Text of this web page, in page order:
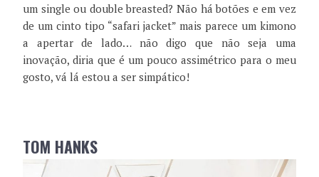
um single ou double breasted? Não há botões e em vez
de um cinto tipo “safari jacket” mais parece um kimono
a apertar de lado… não digo que não seja uma
inovação, diria que é um pouco assimétrico para o meu
gosto, vá lá estou a ser simpático!
TOM HANKS